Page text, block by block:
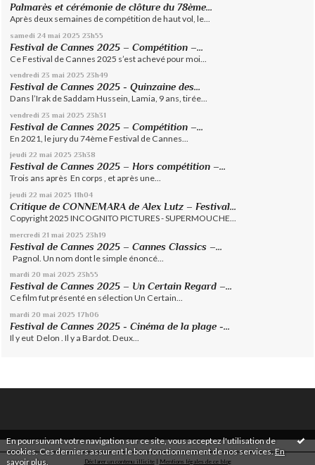
En poursuivant votre navigation sur ce site, vous acceptez l'utilisation de
cookies. Ces derniers assurent le bon fonctionnement de nos services.En
savoir plus
Palmarès et cérémonie de clôture du 78ème...
Après deux semaines de compétition de haut vol, le...
samedi 24 mai 2025 23h55
Festival de Cannes 2025 – Compétition –...
Ce Festival de Cannes 2025 s’est achevé pour moi...
vendredi 23 mai 2025 23h49
Festival de Cannes 2025 - Quinzaine des...
Dans l’Irak de Saddam Hussein, Lamia, 9 ans, tirée...
vendredi 23 mai 2025 23h31
Festival de Cannes 2025 – Compétition –...
En 2021, le jury du 74ème Festival de Cannes...
jeudi 22 mai 2025 23h38
Festival de Cannes 2025 – Hors compétition –...
Trois ans après En corps , et après une...
jeudi 22 mai 2025 11h04
Critique de CONNEMARA de Alex Lutz – Festival...
Copyright 2025 INCOGNITO PICTURES - SUPERMOUCHE...
mercredi 21 mai 2025 23h19
Festival de Cannes 2025 – Cannes Classics –...
Pagnol. Un nom dont le simple énoncé...
mardi 20 mai 2025 23h55
Festival de Cannes 2025 – Un Certain Regard –...
Ce film fut présenté en sélection Un Certain...
mardi 20 mai 2025 17h06
Festival de Cannes 2025 - Cinéma de la plage -...
Il y eut Delon . Il y a Bardot. Deux...
Déclarer un contenu illicite| Mentions légales de ce blog